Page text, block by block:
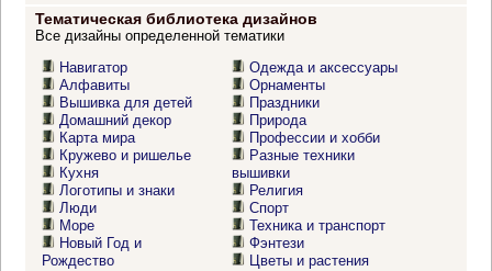
Тематическая библиотека дизайнов
Все дизайны определенной тематики
Навигатор
Алфавиты
Вышивка для детей
Домашний декор
Карта мира
Кружево и ришелье
Кухня
Логотипы и знаки
Люди
Море
Новый Год и
Рождество
Одежда и аксессуары
Орнаменты
Праздники
Природа
Профессии и хобби
Разные техники
вышивки
Религия
Спорт
Техника и транспорт
Фэнтези
Цветы и растения